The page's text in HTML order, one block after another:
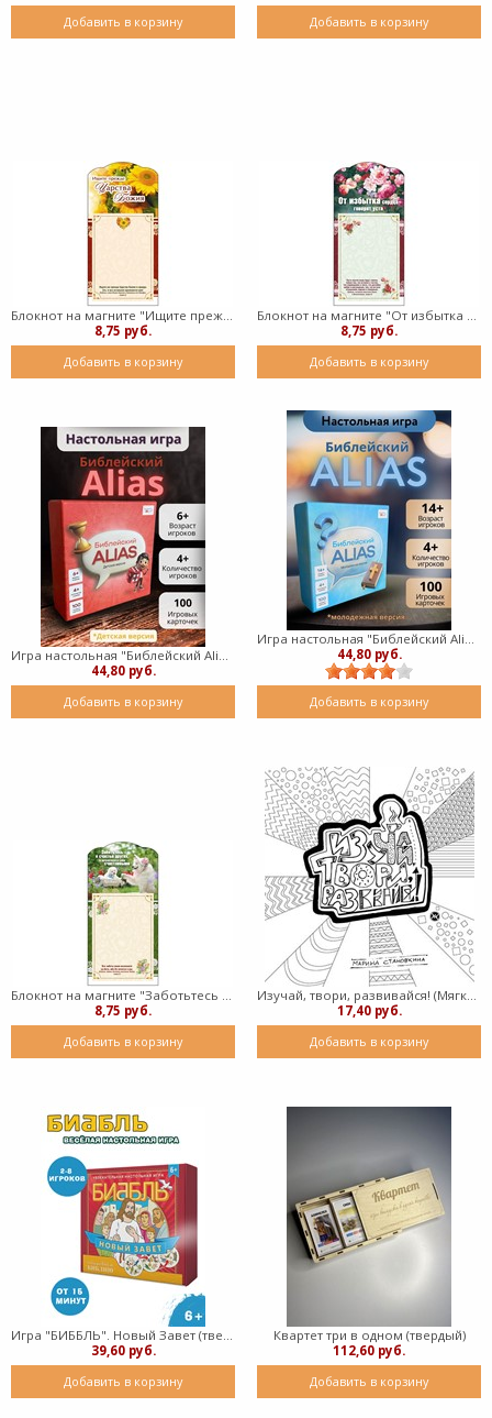
Добавить в корзину
Добавить в корзину
8,75 руб.
Добавить в корзину
8,75 руб.
Добавить в корзину
44,80 руб.
Добавить в корзину
Игра настольная "Библейский Alias" (скажи иначе) (твердый)
44,80 руб.
Добавить в корзину
8,75 руб.
Добавить в корзину
17,40 руб.
Добавить в корзину
39,60 руб.
Добавить в корзину
Квартет три в одном (твердый)
112,60 руб.
Добавить в корзину